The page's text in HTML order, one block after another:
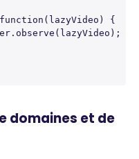
{
domaines et de